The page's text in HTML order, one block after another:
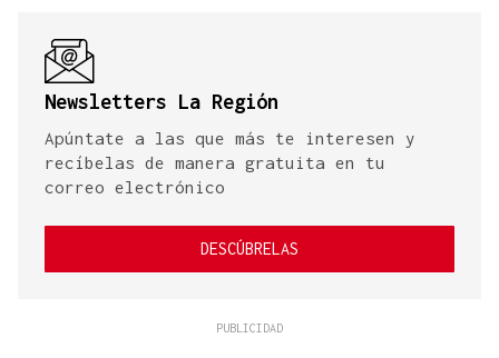
Newsletters La Región
Apúntate a las que más te interesen y
recíbelas de manera gratuita en tu
correo electrónico
DESCÚBRELAS